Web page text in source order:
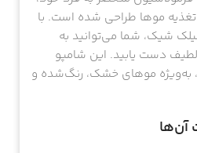
موها طراحی شده است. با
شیک، شما می‌توانید به
دست یابید. این شامپو
به‌ویژه موهای خشک، رنگ‌شده و
آن‌ها